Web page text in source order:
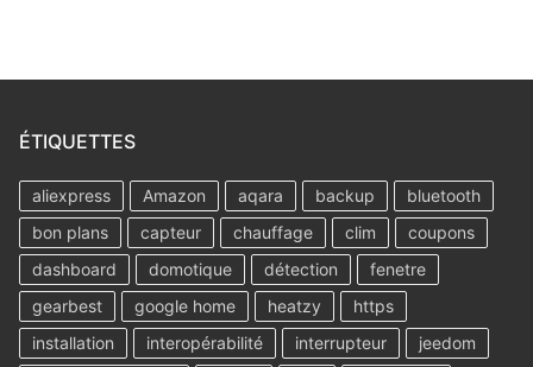
ÉTIQUETTES
aliexpress Amazon aqara backup
bluetooth
bon plans
capteur chauffage clim
coupons
dashboard
domotique détection
fenetre
gearbest
google home heatzy
https
installation
interopérabilité interrupteur
jeedom